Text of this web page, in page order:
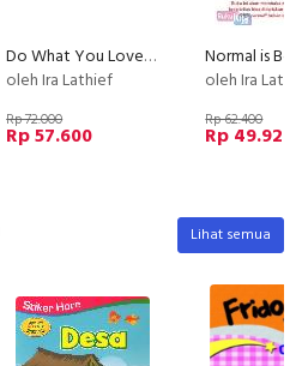
Do What You Love, Love What You Do
oleh Ira Lathief
Rp 72.000
Rp 57.600
Normal is
oleh Ira
Rp 62.400
Rp 49.920
Lihat semua